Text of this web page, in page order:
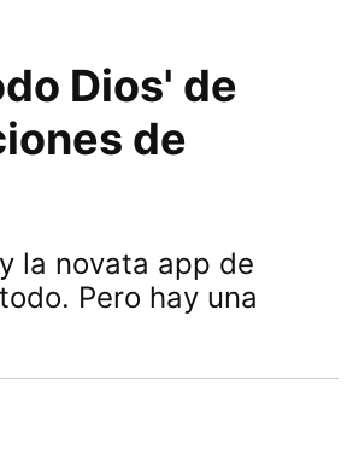
Dios' de
de
la novata app de
Pero hay una